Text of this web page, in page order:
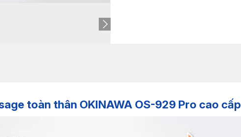
toàn thân OKINAWA OS-929 Pro cao cấp